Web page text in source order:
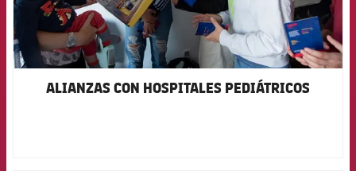
ALIANZAS CON HOSPITALES PEDIÁTRICOS